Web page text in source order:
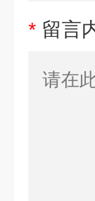
* 留言